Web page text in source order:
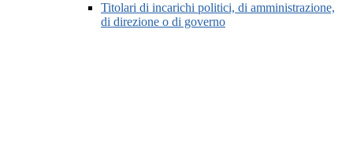
Titolari di incarichi politici, di amministrazione,
di direzione o di governo